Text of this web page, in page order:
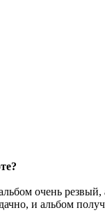
очень
и альбом